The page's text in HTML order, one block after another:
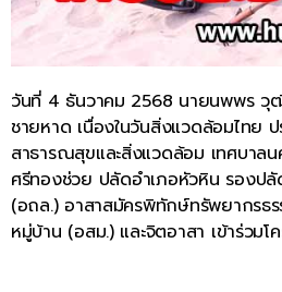
วันที่ 4 ธันวาคม 2568 นายนพพร วุฒิ
ชายหาด เนื่องในวันสิ่งแวดล้อมไทย
สาธารณสุขและสิ่งแวดล้อม เทศบา
ศรีทองช่วย ปลัดอำเภอหัวหิน รองปลั
(อถล.) อาสาสมัครพิทักษ์ทรัพยากรธ
หมู่บ้าน (อสม.) และจิตอาสา เข้าร่วมโ